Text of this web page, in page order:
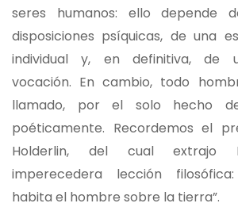
seres humanos: ello depende
disposiciones psíquicas, de una
individual y, en definitiva, de
vocación. En cambio, todo
llamado, por el solo hecho
poéticamente. Recordemos el
Holderlin, del cual extrajo
imperecedera lección
habita el hombre sobre la tierra”.